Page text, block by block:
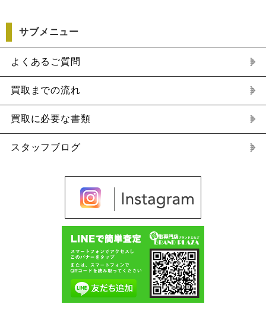
サブメニュー
よくあるご質問
買取までの流れ
買取に必要な書類
スタッフブログ